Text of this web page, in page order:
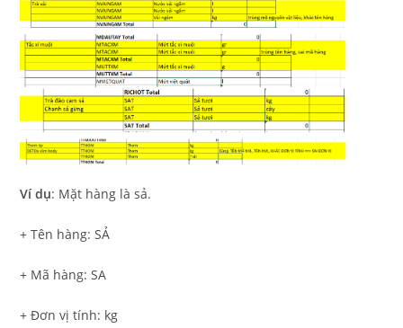
Ví dụ: Mặt hàng là sả.
+ Tên hàng: SẢ
+ Mã hàng: SA
+ Đơn vị tính: kg